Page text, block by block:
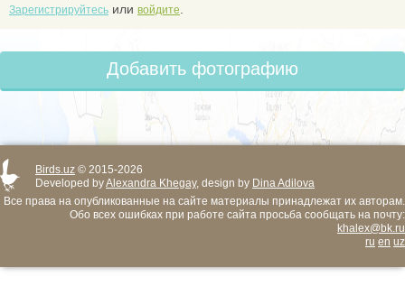
Зарегистрируйтесь или войдите
Добавить фотографию
Birds.uz © 2015-2026
Developed byAlexandra Khegay, design by Dina Adilova
Все права на опубликованные на сайте материалы принадлежат их авторам.
Обо всех ошибках при работе сайта просьба сообщать на почту:
khalex@bk.ru
ru en uz